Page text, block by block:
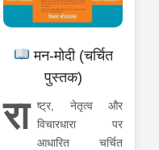
मन-मोदी (चर्चित
पुस्तक)
रा
ष्ट्र, नेतृत्व और
विचारधारा पर
आधारित चर्चित